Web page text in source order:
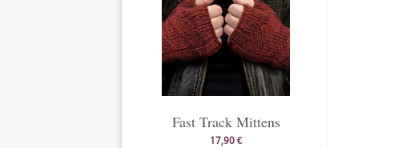
Fast Track Mittens
17,90 €